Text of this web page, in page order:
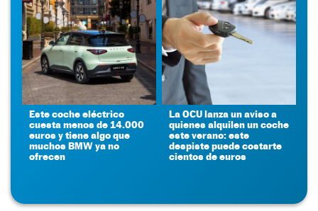
Este coche eléctrico
cuesta menos de 14.000
euros y tiene algo que
muchos BMW ya no
ofrecen
La OCU lanza un aviso a
quienes alquilen un coche
este verano: este
despiste puede costarte
cientos de euros